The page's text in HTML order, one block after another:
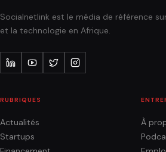
Socialnetlink est le média de référence
et la technologie en Afrique.
RUBRIQUES
Actualités
Startups
À